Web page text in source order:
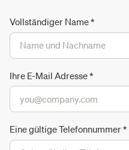
Vollständiger Name*
Ihre E-Mail Adresse*
Eine gültige Telefonnummer*